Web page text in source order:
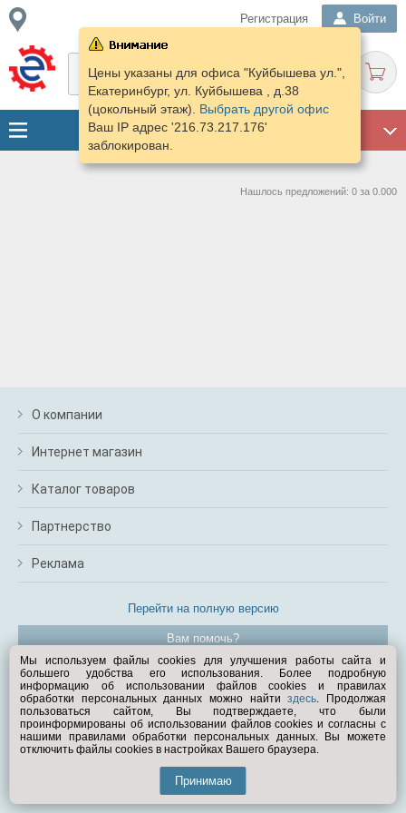
Регистрация Войти
Цены указаны для офиса "Куйбышева ул.",
Екатеринбург, ул. Куйбышева , д.38
(цокольный этаж). Выбрать другой офис
Ваш IP адрес '216.73.217.176'
заблокирован.
Нашлось предложений: 0 за 0.000
О компании
Интернет магазин
Каталог товаров
Партнерство
Реклама
Перейти на полную версию
Вам помочь?
© Exist.ru 1998—2026
Мы используем файлы cookies для улучшения работы сайта и
большего удобства его использования. Более подробную
информацию об использовании файлов cookies и правилах
обработки персональных данных можно найтиздесь. Продолжая
пользоваться сайтом, Вы подтверждаете, что были
проинформированы об использовании файлов cookies и согласны с
нашими правилами обработки персональных данных. Вы можете
отключить файлы cookies в настройках Вашего браузера.
Принимаю